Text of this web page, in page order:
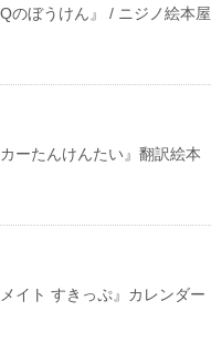
のぼうけん』 / ニジノ絵本屋
カーたんけんたい』翻訳絵本
メイト すきっぷ』カレンダー